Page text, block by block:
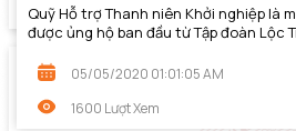
Quỹ Hỗ trợ Thanh niên Khởi nghiệp là
được ủng hộ ban đầu từ Tập đoàn Lộc
05/05/2020 01:01:05 AM
1600 Lượt Xem